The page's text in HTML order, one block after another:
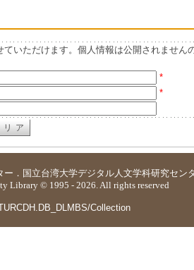
いただけます。個人情報は公開されません
*
*
ー ． 国立台湾大学デジタル人文学科研究セン
Library © 1995 - 2026. All rights reserved
Collection